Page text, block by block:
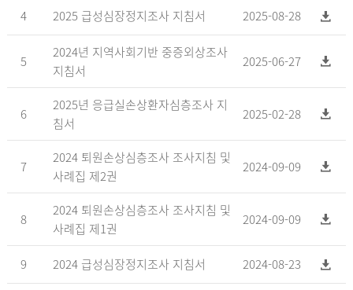
4 2025 급성심장정지조사 지침서 2025-08-28
5
2024년 지역사회기반 중증외상조사
지침서
2025-06-27
6
2025년 응급실손상환자심층조사 지
침서
2025-02-28
7
2024 퇴원손상심층조사 조사지침 및
사례집 제2권
2024-09-09
8
2024 퇴원손상심층조사 조사지침 및
사례집 제1권
2024-09-09
9 2024 급성심장정지조사 지침서 2024-08-23